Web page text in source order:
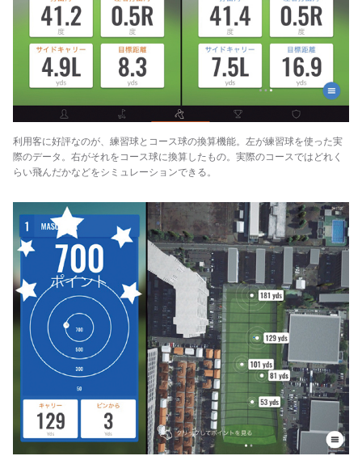
利用客に好評なのが、練習球とコース球の換算機能。左が練習球を使った実
際のデータ。右がそれをコース球に換算したもの。実際のコースではどれく
らい飛んだかなどをシミュレーションできる。